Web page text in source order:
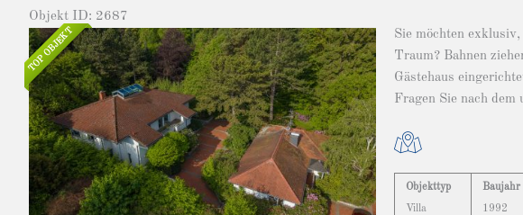
Objekt ID: 2687
TOP OBJEKT
Sie möchten
Traum? Bahnen
Gästehaus
Fragen Sie nach
Objekttyp
Villa
Baujahr
1992